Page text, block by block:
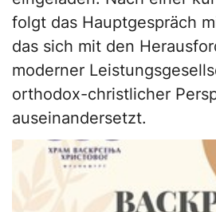
folgt das Hauptgespräch
das sich mit den
moderner
orthodox-christlicher
auseinandersetzt.